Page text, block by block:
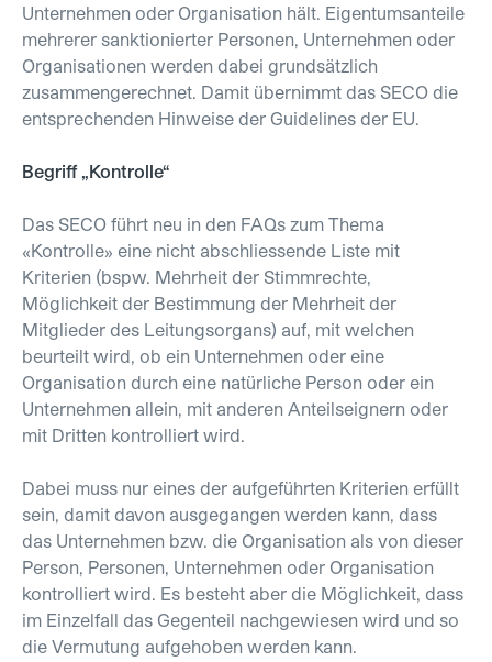
Unternehmen oder Organisation hält. Eigentumsanteile
mehrerer sanktionierter Personen, Unternehmen oder
Organisationen werden dabei grundsätzlich
zusammengerechnet. Damit übernimmt das SECO die
entsprechenden Hinweise der Guidelines der EU.
Begriff „Kontrolle“
Das SECO führt neu in den FAQs zum Thema
«Kontrolle» eine nicht abschliessende Liste mit
Kriterien (bspw. Mehrheit der Stimmrechte,
Möglichkeit der Bestimmung der Mehrheit der
Mitglieder des Leitungsorgans) auf, mit welchen
beurteilt wird, ob ein Unternehmen oder eine
Organisation durch eine natürliche Person oder ein
Unternehmen allein, mit anderen Anteilseignern oder
mit Dritten kontrolliert wird.
Dabei muss nur eines der aufgeführten Kriterien erfüllt
sein, damit davon ausgegangen werden kann, dass
das Unternehmen bzw. die Organisation als von dieser
Person, Personen, Unternehmen oder Organisation
kontrolliert wird. Es besteht aber die Möglichkeit, dass
im Einzelfall das Gegenteil nachgewiesen wird und so
die Vermutung aufgehoben werden kann.